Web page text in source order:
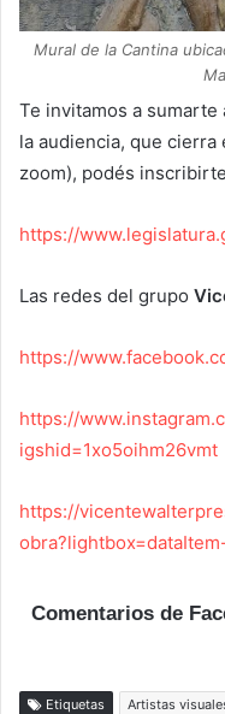
Mural de la Cantina
Te invitamos a sumarte
la audiencia, que
zoom), podés
https://
Las redes del grupo
https://
https://
igshid=1xo5oihm26vmt
https://
Comentarios de
Etiquetas Artistas